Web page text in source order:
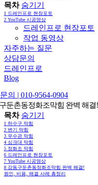
목차 숨기기
1 드레인프로 현장포토
2 YouTube 시공영상
드레인프로 현장포토
작업 동영상
자주하는 질문
상담문의
드레인프로
Blog
의 | 010-9564-0904
둔촌동정화조막힘 완벽 해결
목차 숨기기
1 하수구 막힘
2 변기 막힘
3 우수관 막힘
4 싱크대 막힘
5 정화조 막힘
6 드레인프로 현장포토
7 YouTube 시공영상
8 강동구둔촌동정화조막힘 완벽 해결!
원인, 비용, 해결 사례 총정리